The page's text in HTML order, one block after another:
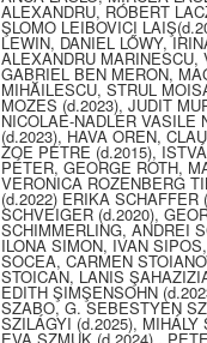
ALEXANDRU, RÓBERT
ŞLOMO LEIBOVICI
LEWIN, DANIEL LŐWY,
ALEXANDRU MARINESCU,
GABRIEL BEN MERON,
MIHĂILESCU, STRUL
MOZES (d.2023), JUDIT
NICOLAE-NADLER VASILE
(d.2023), HAVA OREN,
ZOE PETRE (d.2015),
PÉTER, GEORGE ROTH,
VERONICA ROZENBERG
(d.2022) ERIKA SCHAFFER
SCHVEIGER (d.2020),
SCHIMMERLING, ANDREI
ILONA SIMON, IVAN
SOCEA, CARMEN
STOICAN, LANIS
EDITH ŞIMŞENSOHN
SZABO, G. SEBESTYEN
SZILÁGYI (d.2025), MIHÁLY